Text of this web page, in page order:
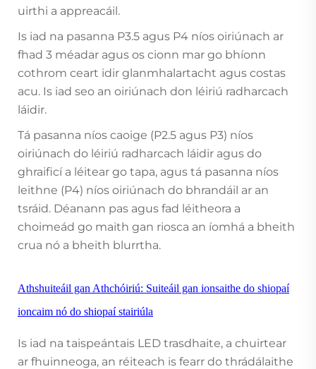
uirthi a appreacáil.
Is iad na pasanna P3.5 agus P4 níos oiriúnach ar
fhad 3 méadar agus os cionn mar go bhíonn
cothrom ceart idir glanmhalartacht agus costas
acu. Is iad seo an oiriúnach don léiriú radharcach
láidir.
Tá pasanna níos caoige (P2.5 agus P3) níos
oiriúnach do léiriú radharcach láidir agus do
ghraificí a léitear go tapa, agus tá pasanna níos
leithne (P4) níos oiriúnach do bhrandáil ar an
tsráid. Déanann pas agus fad léitheora a
choimeád go maith gan riosca an íomhá a bheith
crua nó a bheith blurrtha.
Athshuiteáil gan Athchóiriú: Suiteáil gan ionsaithe do shiopaí
ioncaim nó do shiopaí stairiúla
Is iad na taispeántais LED trasdhaite, a chuirtear
ar fhuinneoga, an réiteach is fearr do thrádálaithe